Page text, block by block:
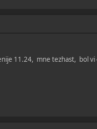
11.24, mne tezhast, bol